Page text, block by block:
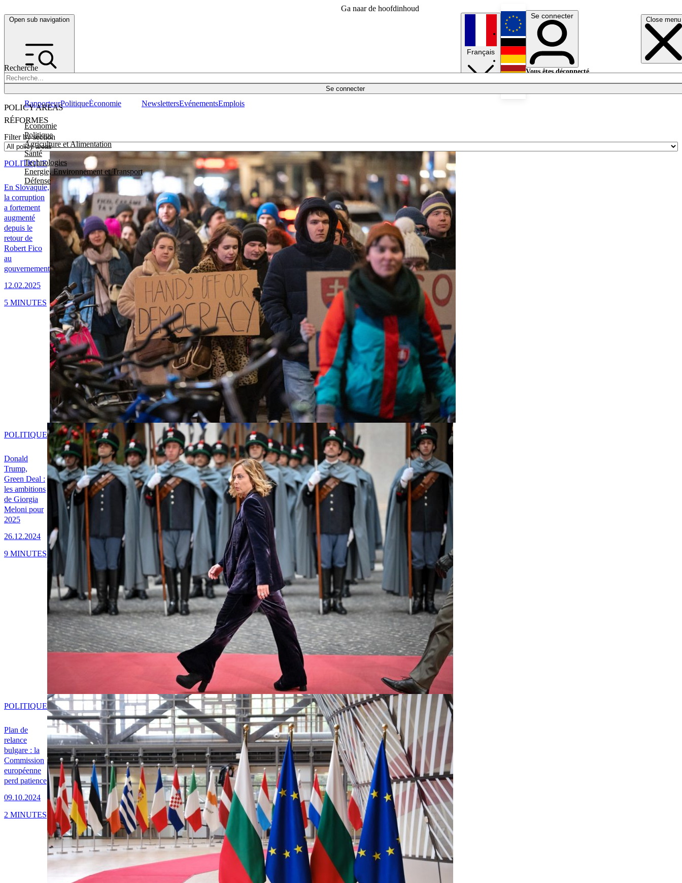
Ga naar de hoofdinhoud
Open sub navigation Close menu
Recherche
Se connecter
POLICY AREAS
Economie
Politique
Agriculture et Alimentation
Santé
Technologies
Energie, Environnement et Transport
Défense
RapporteurPolitiqueÉconomie NewslettersEvénementsEmplois
Français
English
Deutsch
Se connecter
Vous êtes déconnecté.
RÉFORMES
Filter by section
En Slovaquie,
la corruption
a fortement
augmenté
depuis le
retour de
Robert Fico
au
gouvernement
12.02.2025
POLITIQUE
5 MINUTES
Donald
Trump,
Green Deal :
les ambitions
de Giorgia
Meloni pour
2025
26.12.2024
POLITIQUE
9 MINUTES
Plan de
relance
bulgare : la
Commission
européenne
perd patience
09.10.2024
POLITIQUE
2 MINUTES